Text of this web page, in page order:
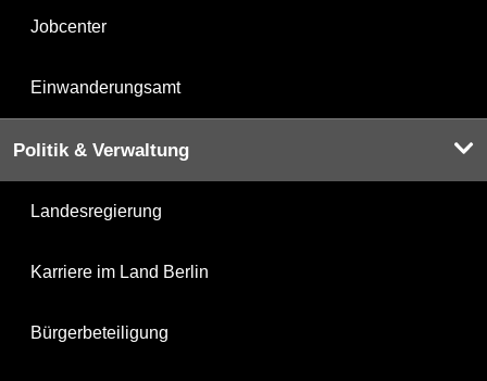
Jobcenter
Einwanderungsamt
Politik & Verwaltung
Landesregierung
Karriere im Land Berlin
Bürgerbeteiligung